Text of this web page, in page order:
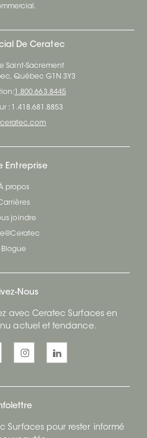
De Ceratec
Saint-Sacrement
Québec G1N 3Y3
1.800.663.8445
: 1.418.681.8853
Entreprise
propos
joindre
Blogue
Nous
avec Ceratec Surfaces en
actuel et tendance.
Surfaces pour rester informé